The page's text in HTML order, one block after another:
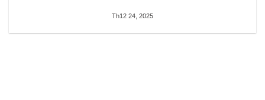
Th12 24, 2025